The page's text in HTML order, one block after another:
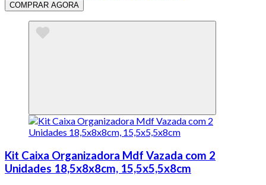
COMPRAR AGORA
Kit Caixa Organizadora Mdf Vazada com 2
Unidades 18,5x8x8cm, 15,5x5,5x8cm